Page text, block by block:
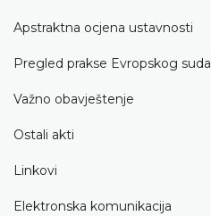
Apstraktna ocjena ustavnosti
Pregled prakse Evropskog suda
Važno obavještenje
Ostali akti
Linkovi
Elektronska komunikacija